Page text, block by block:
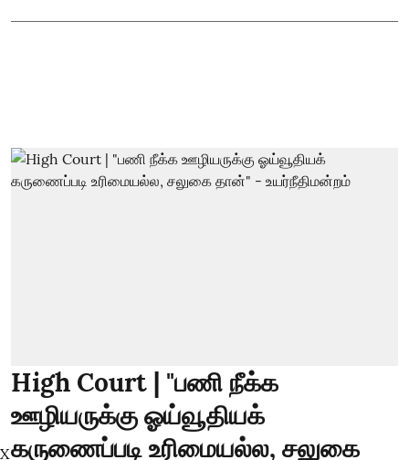
High Court | "பணி நீக்க
ஊழியருக்கு ஓய்வூதியக்
கருணைப்படி உரிமையல்ல, சலுகை
X